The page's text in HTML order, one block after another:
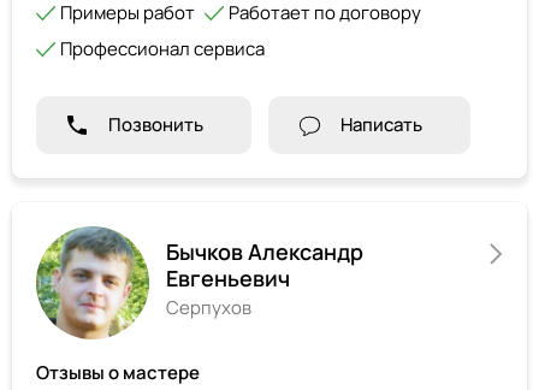
Примеры работ
Работает по договору
Профессионал сервиса
Позвонить Написать
Бычков Александр
Евгеньевич
Серпухов
Отзывы о мастере